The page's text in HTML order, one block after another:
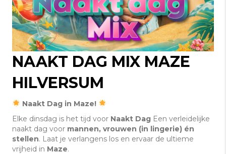
NAAKT DAG MIX MAZE
HILVERSUM
Naakt Dag in Maze!
Elke dinsdag is het tijd voor Naakt Dag Een verleidelijke
naakt dag voor mannen, vrouwen (in lingerie) én
stellen. Laat je verlangens los en ervaar de ultieme
vrijheid in Maze.